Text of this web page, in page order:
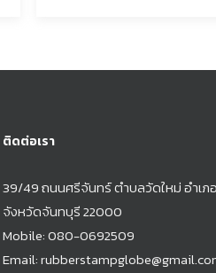
ติดต่อเรา
39/49 ถนนศรีจันทร์ ตำบลวัดใหม่ อำเภ
จังหวัดจันทบุรี 22000
Mobile:080-0692509
Email: